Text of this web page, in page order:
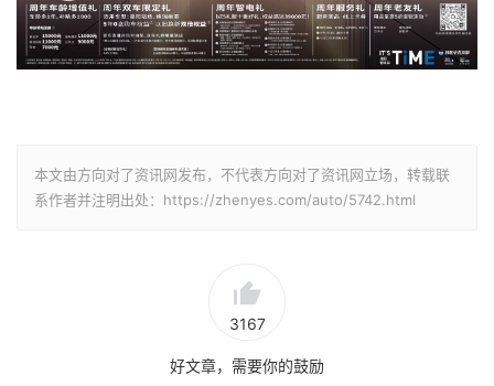
本文由方向对了资讯网发布，不代表方向对了资讯网立场，转载联
系作者并注明出处：https://zhenyes.com/auto/5742.html
3167
好文章，需要你的鼓励